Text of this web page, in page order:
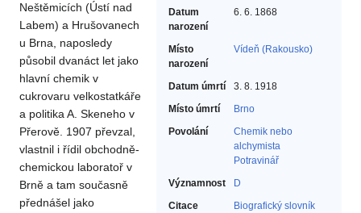
Datum
narození
6. 6. 1868
Místo
narození
Vídeň (Rakousko)
Datum úmrtí
3. 8. 1918
Místo úmrtí
Brno
Povolání
Chemik nebo
alchymista‎
Potravinář‎
Významnost
D
Citace
Biografický slovník
Neštěmicích (Ústí nad
Labem) a Hrušovanech
u Brna, naposledy
působil dvanáct let jako
hlavní chemik v
cukrovaru velkostatkáře
a politika A. Skeneho v
Přerově. 1907 převzal,
vlastnil i řídil obchodně-
chemickou laboratoř v
Brně a tam současně
přednášel jako